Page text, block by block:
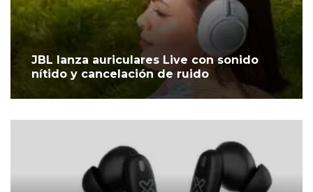
JBL lanza auriculares Live con sonido
nítido y cancelación de ruido